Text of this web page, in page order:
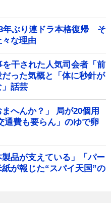
年ぶり連ドラ本格復帰 そ
な理由
干された人気司会者「前
った気概と「体に秒針が
話芸
へんか？」 局が20個用
費も要らん」のゆで卵
製品が支えている」「パー
が報じた“スパイ天国”の